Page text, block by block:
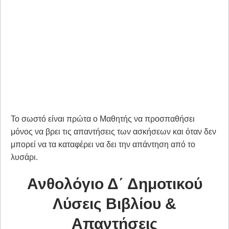
Το σωστό είναι πρώτα ο Μαθητής να προσπαθήσει
μόνος να βρει τις απαντήσεις των ασκήσεων και όταν δεν
μπορεί να τα καταφέρει να δει την απάντηση από το
λυσάρι.
Ανθολόγιο Δ΄ Δημοτικού
Λύσεις Βιβλίου &
Απαντήσεις